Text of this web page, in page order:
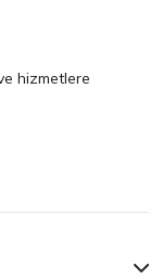
hizmetlere